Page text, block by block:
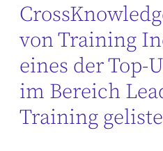
von Training
eines der Top-
im Bereich
Training